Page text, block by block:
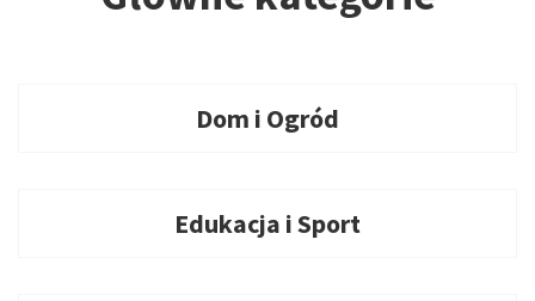
Dom i Ogród
Edukacja i Sport